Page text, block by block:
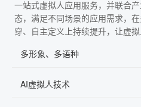
一站式虚拟人应用服务，并联合
态，满足不同场景的应用需求，
穿、自主定义上持续提升，让虚拟
多形象、多语种
AI虚拟人技术